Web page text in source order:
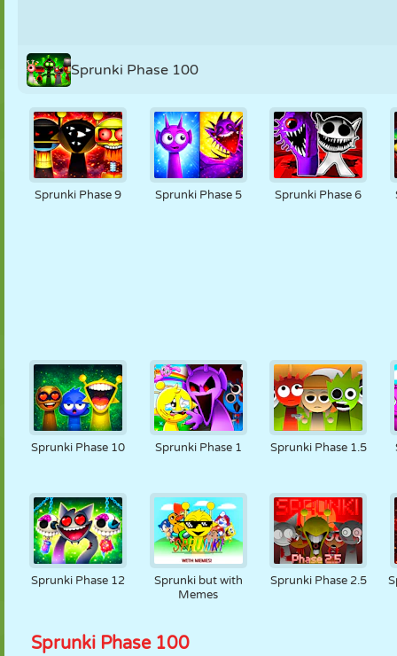
Sprunki Phase 100
Sprunki Phase 9 Sprunki Phase 5 Sprunki Phase 6
Sprunki Phase 10 Sprunki Phase 1 Sprunki Phase 1.5
Sprunki Phase 12
Sprunki but with
Memes
Sprunki Phase 2.5
Sprunki Phase 100